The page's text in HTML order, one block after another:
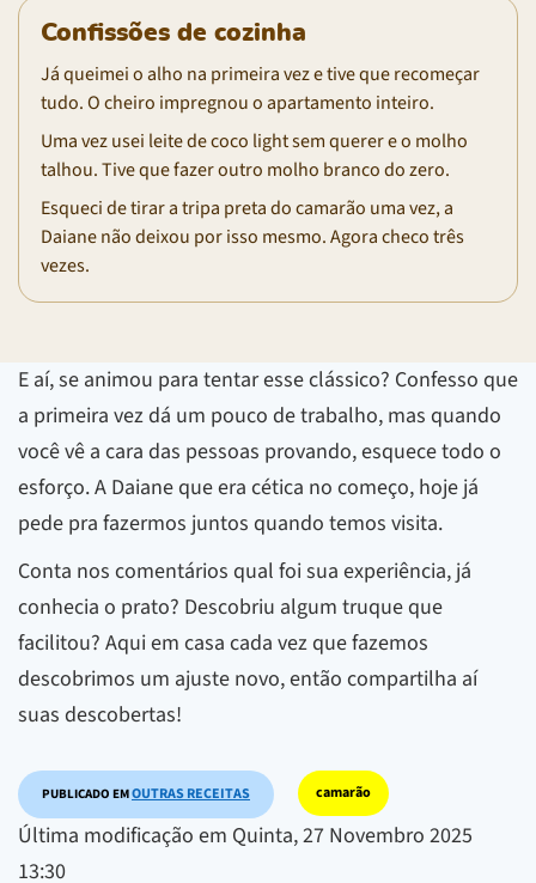
Confissões de cozinha
Já queimei o alho na primeira vez e tive que recomeçar
tudo. O cheiro impregnou o apartamento inteiro.
Uma vez usei leite de coco light sem querer e o molho
talhou. Tive que fazer outro molho branco do zero.
Esqueci de tirar a tripa preta do camarão uma vez, a
Daiane não deixou por isso mesmo. Agora checo três
vezes.
E aí, se animou para tentar esse clássico? Confesso que
a primeira vez dá um pouco de trabalho, mas quando
você vê a cara das pessoas provando, esquece todo o
esforço. A Daiane que era cética no começo, hoje já
pede pra fazermos juntos quando temos visita.
Conta nos comentários qual foi sua experiência, já
conhecia o prato? Descobriu algum truque que
facilitou? Aqui em casa cada vez que fazemos
descobrimos um ajuste novo, então compartilha aí
suas descobertas!
PUBLICADO EMOUTRAS RECEITAS camarão
Última modificação em Quinta, 27 Novembro 2025
13:30